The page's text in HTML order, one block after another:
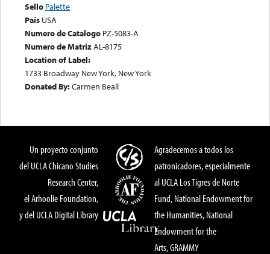
Sello Palette
País USA
Numero de Catalogo PZ-5083-A
Numero de MatrizAL-8175
Location of Label:
1733 Broadway New York, New York
Donated By:Carmen Beall
Un proyecto conjunto
del UCLA Chicano Studies
Research Center,
el Arhoolie Foundation,
y del UCLA Digital Library
Agradecemos a todos los
patronicadores, especialmente
al UCLA Los Tigres de Norte
Fund, National Endowment for
the Humanities, National
Endowment for the
Arts, GRAMMY